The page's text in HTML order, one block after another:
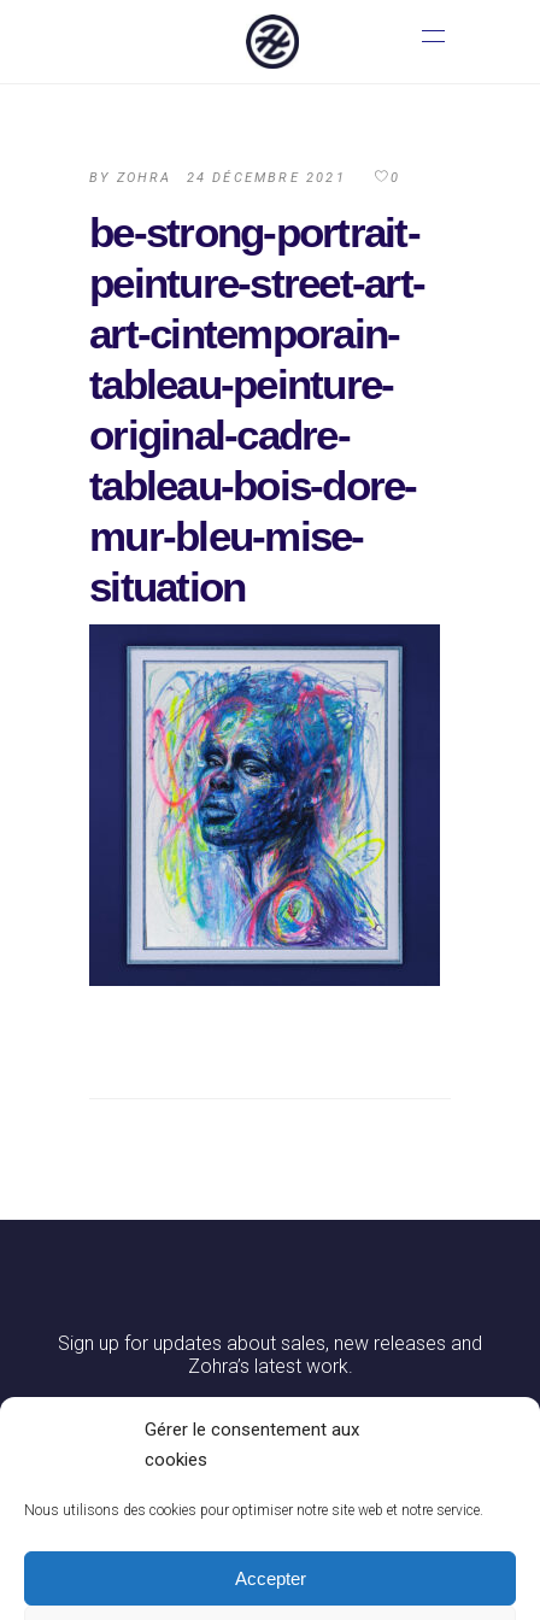
Gérer le consentement aux
cookies
Nous utilisons des cookies pour optimiser notre site web et notre service.
Accepter
BY ZOHRA 24 DÉCEMBRE 2021 0
be-strong-portrait-
peinture-street-art-
art-cintemporain-
tableau-peinture-
original-cadre-
tableau-bois-dore-
mur-bleu-mise-
situation
Sign up for updates about sales, new releases and
Zohra’s latest work.